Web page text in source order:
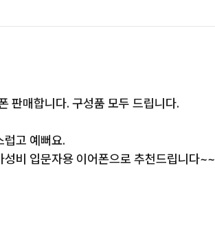
판매합니다. 구성품 모두 드립니다.
럽고 예뻐요.
성비 입문자용 이어폰으로 추천드립니다~~